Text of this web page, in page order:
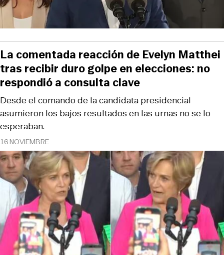
16 NOVIEMBRE
Desde el comando de la candidata presidencial
asumieron los bajos resultados en las urnas no se lo
esperaban.
La comentada reacción de Evelyn Matthei
tras recibir duro golpe en elecciones: no
respondió a consulta clave